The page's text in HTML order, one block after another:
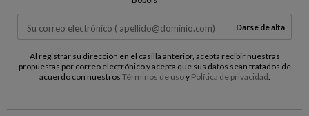
Darse de alta
Al registrar su dirección en el casilla anterior, acepta recibir nuestras
propuestas por correo electrónico y acepta que sus datos sean tratados de
acuerdo con nuestros Términos de usoy Política de privacidad.